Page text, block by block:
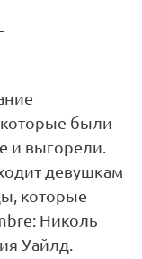
которые были
и выгорели.
девушкам
которые
Николь
Уайлд.